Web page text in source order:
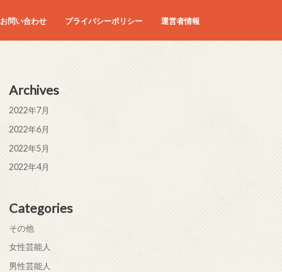
お問い合わせ プライバシーポリシー 運営者情報
Archives
2022年7月
2022年6月
2022年5月
2022年4月
Categories
その他
女性芸能人
男性芸能人